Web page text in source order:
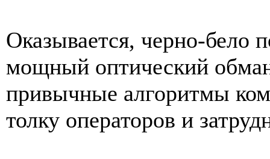
Оказывается, черно-бело
мощный оптический
привычные алгоритмы
толку операторов и